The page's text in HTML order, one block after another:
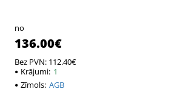
no
136.00€
Bez PVN: 112.40€
Krājumi: 1
Zīmols: AGB